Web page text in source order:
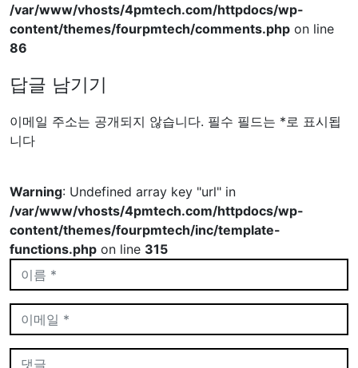
/var/www/vhosts/4pmtech.com/httpdocs/wp-
content/themes/fourpmtech/comments.php on line
86
답글 남기기
이메일 주소는 공개되지 않습니다. 필수 필드는 *로 표시됩
니다
Warning: Undefined array key "url" in
/var/www/vhosts/4pmtech.com/httpdocs/wp-
content/themes/fourpmtech/inc/template-
functions.php on line 315